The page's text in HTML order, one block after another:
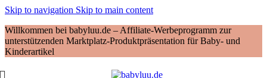
Skip to navigation Skip to main content
Willkommen bei babyluu.de – Affiliate-Werbeprogramm zur
unterstützenden Marktplatz-Produktpräsentation für Baby- und
Kinderartikel